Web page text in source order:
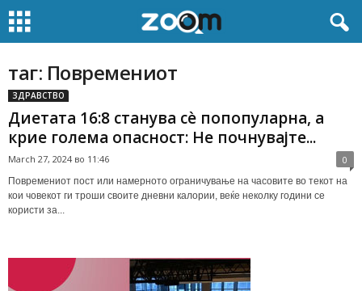
таг: Повремениот
ЗДРАВСТВО
Диетата 16:8 станува сè попопуларна, a
крие голема опасност: Не почнувајте...
March 27, 2024 во 11:46 0
Повремениот пост или намерното ограничување на часовите во текот на
кои човекот ги троши своите дневни калории, веќе неколку години се
користи за...